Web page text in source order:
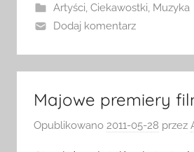
Artyści, Ciekawostki, Muzyka
Dodaj komentarz
Majowe premiery
Opublikowano 2011-05-28 przez